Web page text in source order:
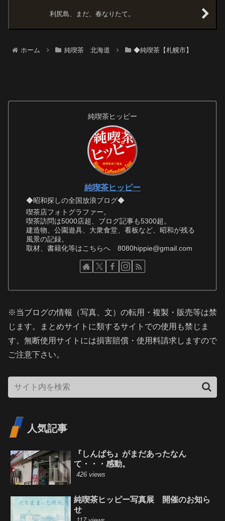
利尻島、まだ、春なりたて。
ホーム 純喫茶 北海道 ◆純喫茶【札幌市】
純喫茶ヒッピー
純喫茶ヒッピー
◆昭和探しの全国放浪ブログ◆
喫茶店フォトグラファー。
喫茶訪問は5000店超、ブログ記事も5300超。
建造物、公園遊具、大衆食堂、看板など、昭和が残る
風景の記録。
取材、書籍化等はこちらへ 8080hippie@gmail.com
※当ブログの情報（写真、文）の転用・複製・販売等は禁
じます。まとめサイトに類するサイトでの使用も禁じま
す。無断使用サイトには損害賠償・使用料請求しますので
ご注意下さい。
人気記事
『しんぱち』がまだあったなん
て・・・感動。
426 views
純喫茶ヒッピー写真展 開催のお知ら
せ